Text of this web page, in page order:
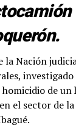
la Nación
de
el sector de